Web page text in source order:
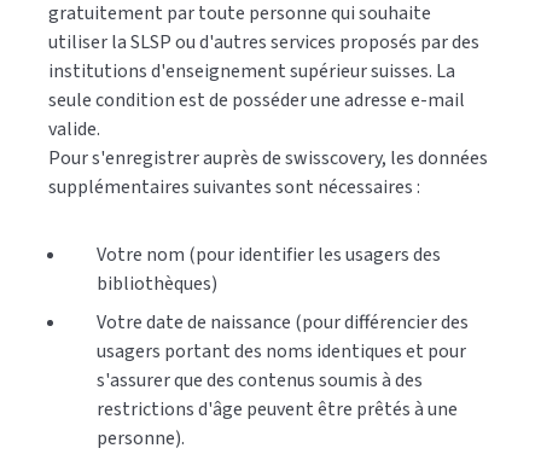
gratuitement par toute personne qui souhaite
utiliser la SLSP ou d'autres services proposés par des
institutions d'enseignement supérieur suisses. La
seule condition est de posséder une adresse e-mail
valide.
Pour s'enregistrer auprès de swisscovery, les données
supplémentaires suivantes sont nécessaires :
Votre nom (pour identifier les usagers des
bibliothèques)
Votre date de naissance (pour différencier des
usagers portant des noms identiques et pour
s'assurer que des contenus soumis à des
restrictions d'âge peuvent être prêtés à une
personne).